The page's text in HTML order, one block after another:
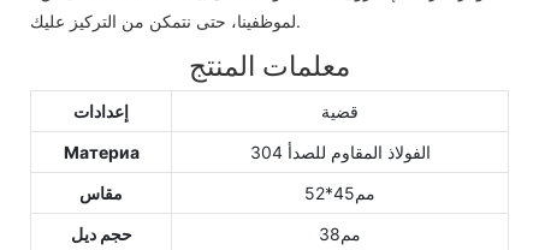
لموظفينا، حتى نتمكن من التركيز عليك.
معلمات المنتج
إعدادات
قضية
Материа
الفولاذ المقاوم للصدأ 304
مقاس
مم45*52
حجم ديل
مم38